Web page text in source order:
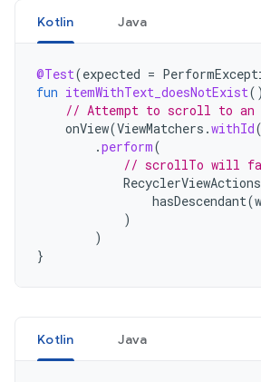
Kotlin Java
@Test(expected =
fun itemWithText_doesNotExist()
// Attempt to scroll to an
onView(ViewMatchers .withId(
.perform(
// scrollTo will
RecyclerViewActions
hasDescendant(
)
)
}
Kotlin Java